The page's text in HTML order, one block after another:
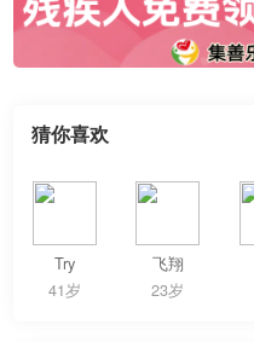
猜你喜欢
Try
41岁
飞翔
23岁